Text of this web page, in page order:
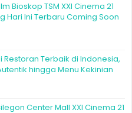
Bioskop TSM XXI Cinema 21
Hari Ini Terbaru Coming Soon
Restoran Terbaik di Indonesia,
hingga Menu Kekinian
Center Mall XXI Cinema 21